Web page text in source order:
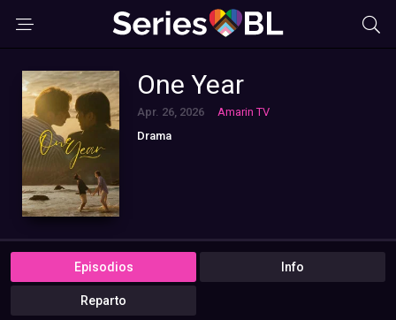
One Year
Apr. 26, 2026
Amarin TV
Drama
Episodios Info
Reparto